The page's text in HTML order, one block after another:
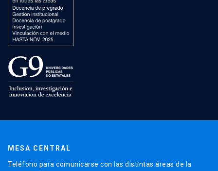
MESA CENTRAL
Teléfono para comunicarse con las distintas áreas de la